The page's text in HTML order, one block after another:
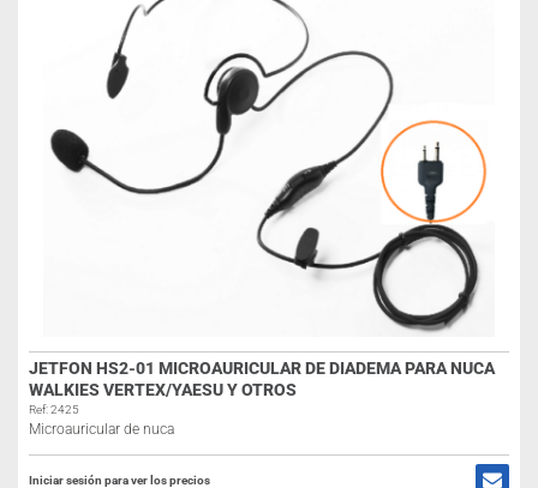
JETFON HS2-01 MICROAURICULAR DE DIADEMA PARA NUCA
WALKIES VERTEX/YAESU Y OTROS
Ref: 2425
Microauricular de nuca
Iniciar sesión para ver los precios